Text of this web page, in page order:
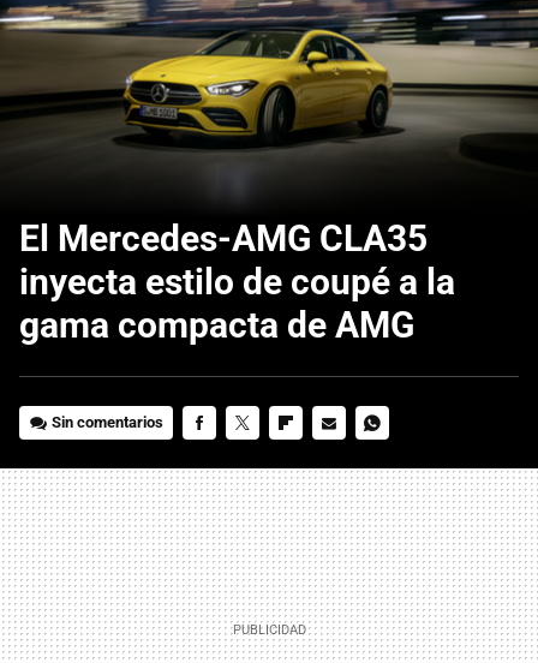
El Mercedes-AMG CLA35
inyecta estilo de coupé a la
gama compacta de AMG
Sin comentarios
MAIL